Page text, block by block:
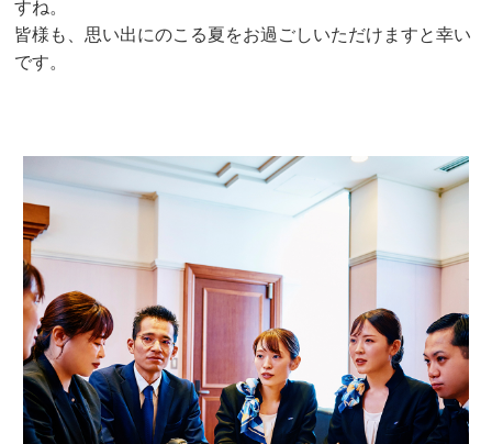
すね。
皆様も、思い出にのこる夏をお過ごしいただけますと幸い
です。